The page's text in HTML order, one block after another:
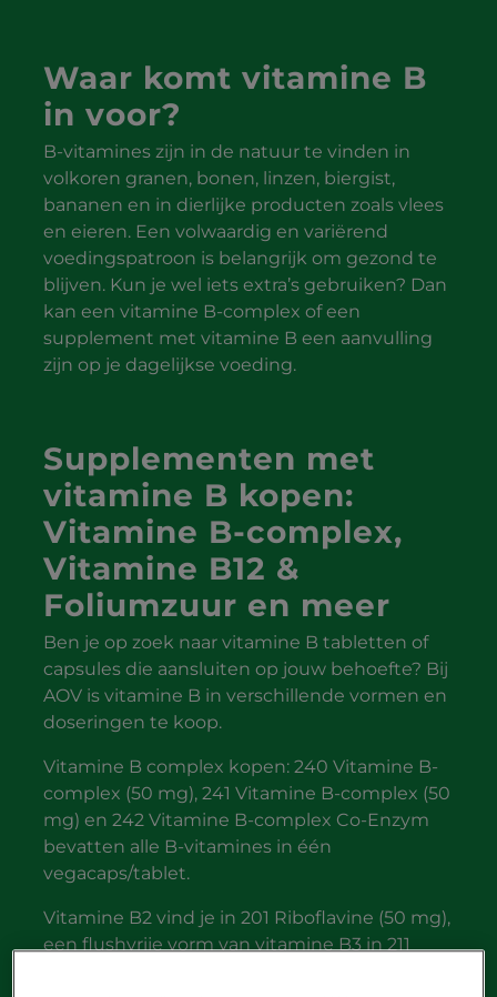
Waar komt vitamine B
in voor?
B-vitamines zijn in de natuur te vinden in
volkoren granen, bonen, linzen, biergist,
bananen en in dierlijke producten zoals vlees
en eieren. Een volwaardig en variërend
voedingspatroon is belangrijk om gezond te
blijven. Kun je wel iets extra’s gebruiken? Dan
kan een vitamine B-complex of een
supplement met vitamine B een aanvulling
zijn op je dagelijkse voeding.
Supplementen met
vitamine B kopen:
Vitamine B-complex,
Vitamine B12 &
Foliumzuur en meer
Ben je op zoek naar vitamine B tabletten of
capsules die aansluiten op jouw behoefte? Bij
AOV is vitamine B in verschillende vormen en
doseringen te koop.
Vitamine B complex kopen: 240 Vitamine B-
complex (50 mg), 241 Vitamine B-complex (50
mg) en 242 Vitamine B-complex Co-Enzym
bevatten alle B-vitamines in één
vegacaps/tablet.
Vitamine B2 vind je in 201 Riboflavine (50 mg),
een flushvrije vorm van vitamine B3 in 211